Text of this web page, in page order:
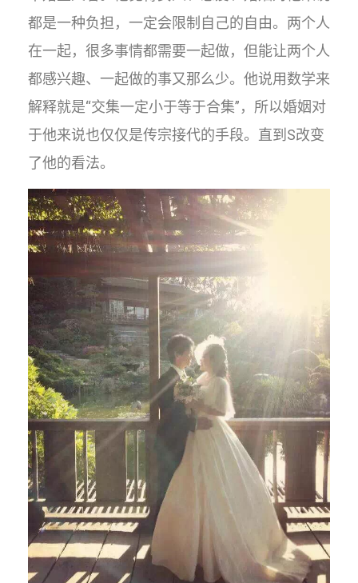
都是一种负担，一定会限制自己的自由。两个人
在一起，很多事情都需要一起做，但能让两个人
都感兴趣、一起做的事又那么少。他说用数学来
解释就是“交集一定小于等于合集”，所以婚姻对
于他来说也仅仅是传宗接代的手段。直到S改变
了他的看法。